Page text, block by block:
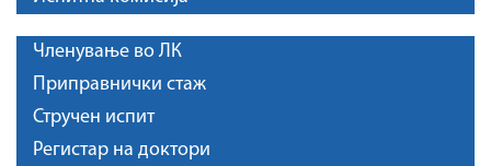
Членување во ЛК
Приправнички стаж
Стручен испит
Регистар на доктори